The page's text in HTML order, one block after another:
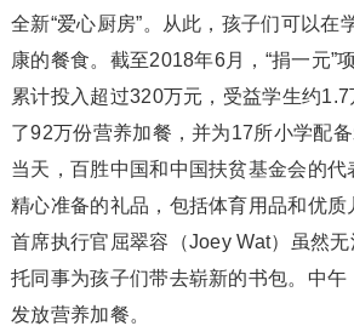
全新“爱心厨房”。从此，孩子们可以在
康的餐食。截至2018年6月，“捐一元”
累计投入超过320万元，受益学生约
了92万份营养加餐，并为17所小学配
当天，百胜中国和中国扶贫基金会的代
精心准备的礼品，包括体育用品和优质
首席执行官屈翠容（Joey Wat）虽然
托同事为孩子们带去崭新的书包。中午
发放营养加餐。